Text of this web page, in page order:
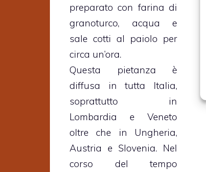
preparato con farina di
granoturco, acqua e
sale cotti al paiolo per
circa un’ora.
Questa pietanza è
diffusa in tutta Italia,
soprattutto in
Lombardia e Veneto
oltre che in Ungheria,
Austria e Slovenia. Nel
corso del tempo